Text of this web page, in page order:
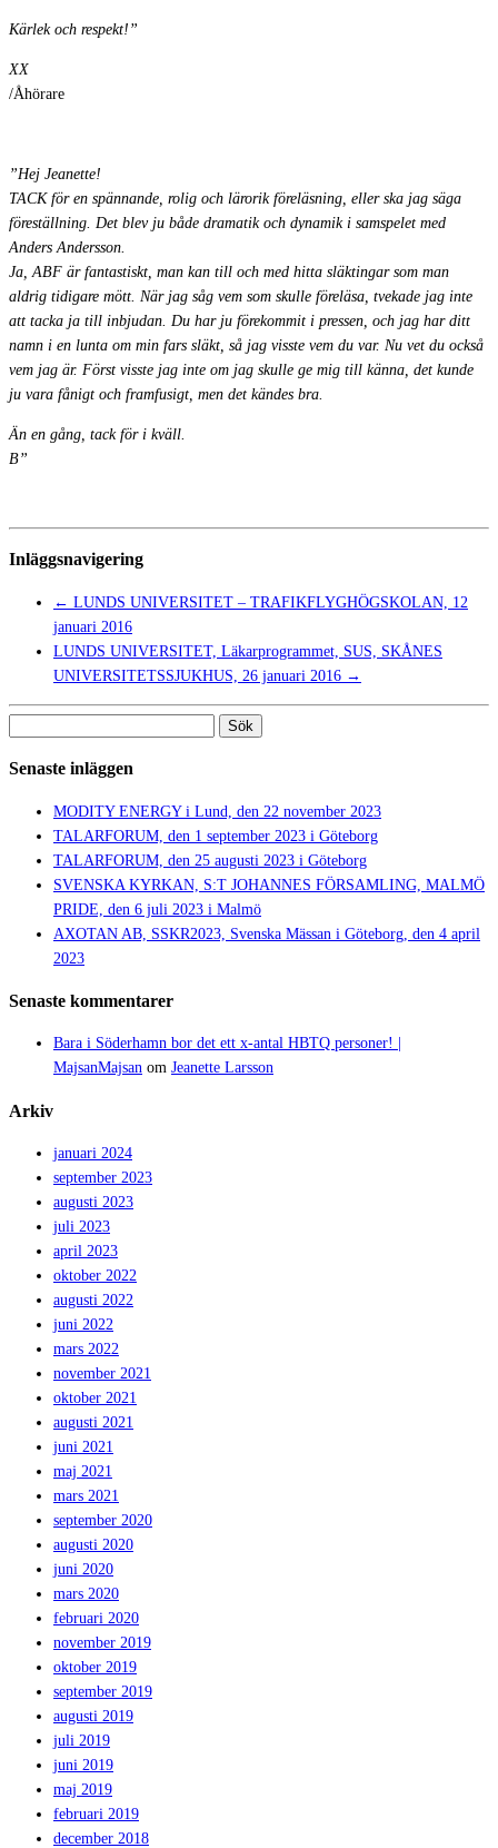
Kärlek och respekt!”
XX
/Åhörare
”Hej Jeanette!
TACK för en spännande, rolig och lärorik föreläsning, eller ska jag säga
föreställning. Det blev ju både dramatik och dynamik i samspelet med
Anders Andersson.
Ja, ABF är fantastiskt, man kan till och med hitta släktingar som man
aldrig tidigare mött. När jag såg vem som skulle föreläsa, tvekade jag inte
att tacka ja till inbjudan. Du har ju förekommit i pressen, och jag har ditt
namn i en lunta om min fars släkt, så jag visste vem du var. Nu vet du också
vem jag är. Först visste jag inte om jag skulle ge mig till känna, det kunde
ju vara fånigt och framfusigt, men det kändes bra.
Än en gång, tack för i kväll.
B”
Inläggsnavigering
← LUNDS UNIVERSITET – TRAFIKFLYGHÖGSKOLAN, 12
januari 2016
LUNDS UNIVERSITET, Läkarprogrammet, SUS, SKÅNES
UNIVERSITETSSJUKHUS, 26 januari 2016 →
Senaste inläggen
MODITY ENERGY i Lund, den 22 november 2023
TALARFORUM, den 1 september 2023 i Göteborg
TALARFORUM, den 25 augusti 2023 i Göteborg
SVENSKA KYRKAN, S:T JOHANNES FÖRSAMLING, MALMÖ
PRIDE, den 6 juli 2023 i Malmö
AXOTAN AB, SSKR2023, Svenska Mässan i Göteborg, den 4 april
2023
Senaste kommentarer
Bara i Söderhamn bor det ett x-antal HBTQ personer! |
MajsanMajsan om Jeanette Larsson
Arkiv
januari 2024
september 2023
augusti 2023
juli 2023
april 2023
oktober 2022
augusti 2022
juni 2022
mars 2022
november 2021
oktober 2021
augusti 2021
juni 2021
maj 2021
mars 2021
september 2020
augusti 2020
juni 2020
mars 2020
februari 2020
november 2019
oktober 2019
september 2019
augusti 2019
juli 2019
juni 2019
maj 2019
februari 2019
december 2018